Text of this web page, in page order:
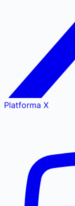
Platforma X